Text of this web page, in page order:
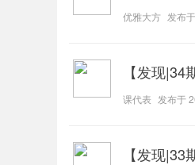
优雅大方 发布于
【发现
课代表 发布于
【发现|33